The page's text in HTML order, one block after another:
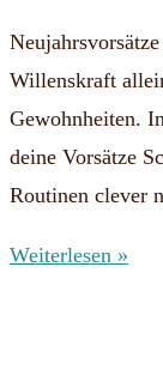
Willenskraft
Gewohnheiten.
deine Vorsätze
Routinen clever
Weiterlesen »